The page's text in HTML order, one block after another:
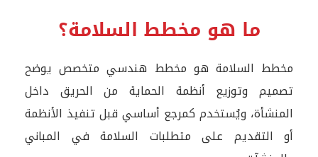
ما هو مخطط السلامة؟
مخطط السلامة هو مخطط هندسي متخصص يوضح
تصميم وتوزيع أنظمة الحماية من الحريق داخل
المنشأة، ويُستخدم كمرجع أساسي قبل تنفيذ الأنظمة
أو التقديم على متطلبات السلامة في المباني